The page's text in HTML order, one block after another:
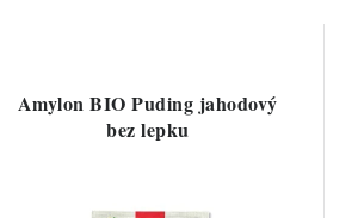
Amylon BIO Puding jahodový
bez lepku